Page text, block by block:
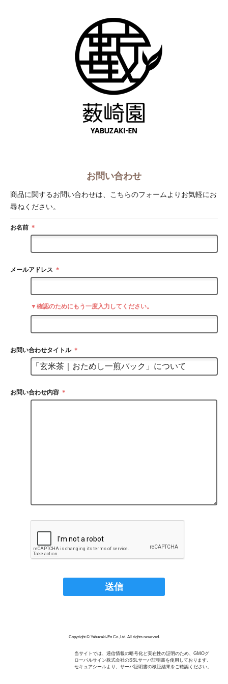
お問い合わせ
商品に関するお問い合わせは、こちらのフォームよりお気軽にお
尋ねください。
お名前 ＊
メールアドレス ＊
▼確認のためにもう一度入力してください。
お問い合わせタイトル ＊
お問い合わせ内容 ＊
Copyright © Yabuzaki-En Co.,Ltd. All rights reserved.
当サイトでは、通信情報の暗号化と実在性の証明のため、GMOグ
ローバルサイン株式会社のSSLサーバ証明書を使用しております。
セキュアシールより、サーバ証明書の検証結果をご確認ください。